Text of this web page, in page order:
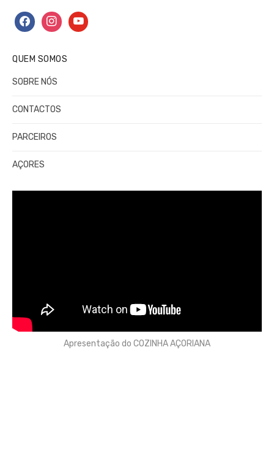
facebookinstagramyoutube
QUEM SOMOS
SOBRE NÓS
CONTACTOS
PARCEIROS
AÇORES
Apresentação do COZINHA AÇORIANA